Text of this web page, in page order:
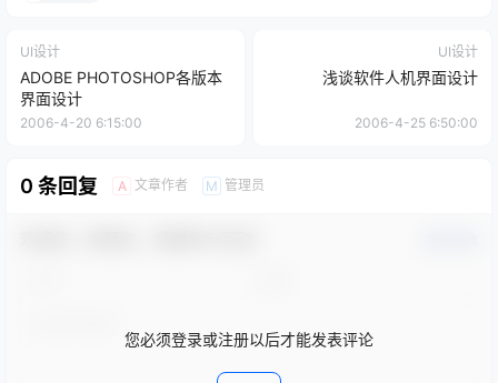
UI设计
ADOBE PHOTOSHOP各版本
界面设计
2006-4-20 6:15:00
UI设计
浅谈软件人机界面设计
2006-4-25 6:50:00
0 条回复 A 文章作者 M 管理员
您必须登录或注册以后才能发表评论